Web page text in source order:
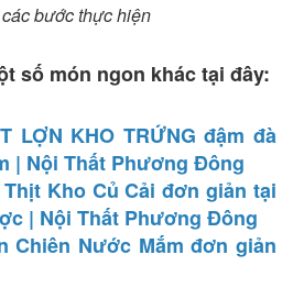
bước thực hiện
số món ngon khác tại đây:
LỢN KHO TRỨNG đậm đà
| Nội Thất Phương Đông
Kho Củ Cải đơn giản tại
| Nội Thất Phương Đông
Chiên Nước Mắm đơn giản